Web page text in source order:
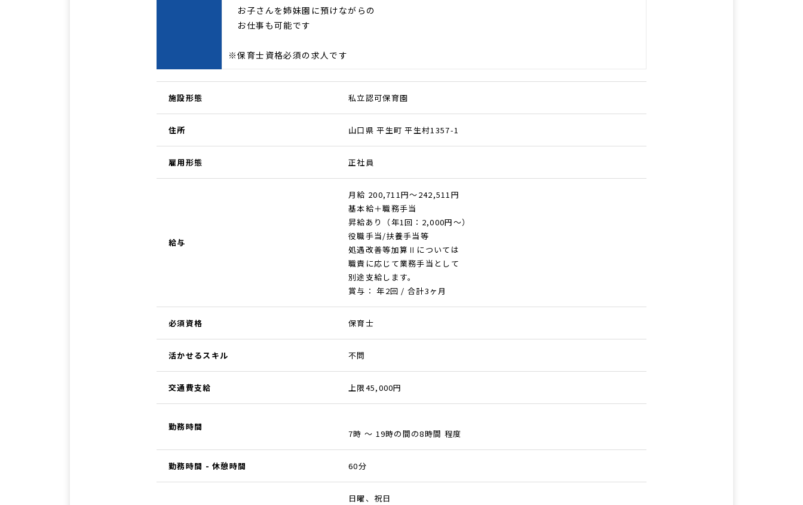
お子さんを姉妹園に預けながらの
お仕事も可能です
※保育士資格必須の求人です
施設形態 私立認可保育園
住所 山口県 平生町 平生村1357-1
雇用形態 正社員
給与
月給 200,711円～242,511円
基本給＋職務手当
昇給あり（年1回：2,000円～）
役職手当/扶養手当等
処遇改善等加算Ⅱについては
職責に応じて業務手当として
別途支給します。
賞与： 年2回 / 合計3ヶ月
必須資格 保育士
活かせるスキル 不問
交通費支給 上限45,000円
勤務時間
7時 ～ 19時の間の8時間 程度
勤務時間 - 休憩時間 60分
日曜、祝日